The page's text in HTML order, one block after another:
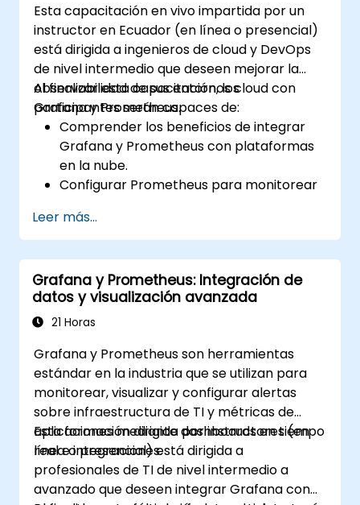
Esta capacitación en vivo impartida por un
instructor en Ecuador (en línea o presencial)
está dirigida a ingenieros de cloud y DevOps
de nivel intermedio que deseen mejorar la
observabilidad de sus entornos cloud con
Grafana y Prometheus.
Al finalizar esta capacitación, los
participantes serán capaces de:
Comprender los beneficios de integrar
Grafana y Prometheus con plataformas
en la nube.
Configurar Prometheus para monitorear
Configurar Grafana para visualizar
métricas de servicios en la nube.
Aprovechar herramientas e
integraciones nativas de la nube para
garantizar la escalabilidad del monitoreo.
Leer más...
Grafana y Prometheus: Integración de
datos y visualización avanzada
21 Horas
Grafana y Prometheus son herramientas
estándar en la industria que se utilizan para
monitorear, visualizar y configurar alertas
sobre infraestructura de TI y métricas de
aplicaciones mediante dashboards en tiempo
real e integraciones.
Esta formación dirigida por instructores (en
línea o presencial) está dirigida a
profesionales de TI de nivel intermedio a
avanzado que deseen integrar Grafana con